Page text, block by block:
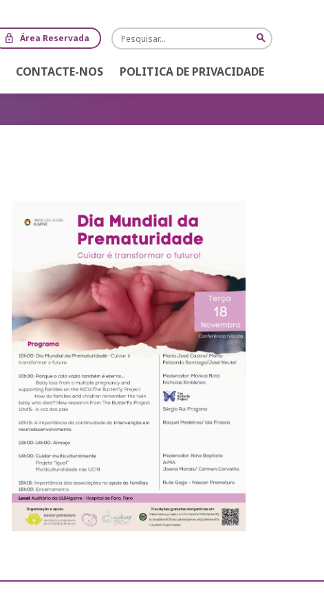
lock Área Reservada Pesquisa search
CONTACTE-NOS POLITICA DE PRIVACIDADE